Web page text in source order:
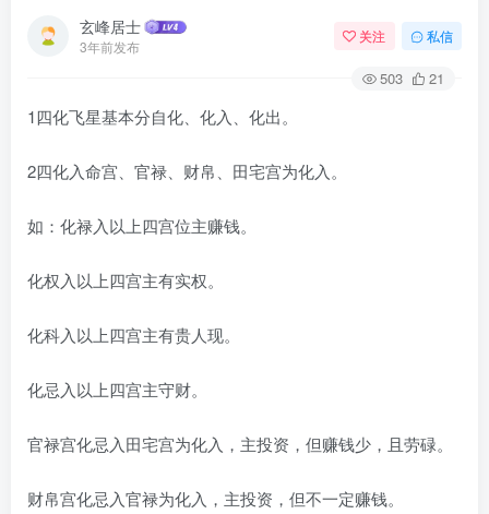
玄峰居士
3年前发布
关注 私信
503 21
1四化飞星基本分自化、化入、化出。
2四化入命宫、官禄、财帛、田宅宫为化入。
如：化禄入以上四宫位主赚钱。
化权入以上四宫主有实权。
化科入以上四宫主有贵人现。
化忌入以上四宫主守财。
官禄宫化忌入田宅宫为化入，主投资，但赚钱少，且劳碌。
财帛宫化忌入官禄为化入，主投资，但不一定赚钱。